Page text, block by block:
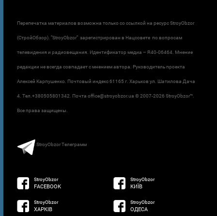
Перепечатка материалов возможна только со ссылкой на ресурс StroyObzor
(СтройОбзор). "StroyObzor" зарегистрирован в Нацсовете по вопросам
телевидения и радиовещания. Идентификатор медиа – R40-06464. Мнение
редакции не всегда совпадает с мнением автора. Руководитель проекта
Алексей Карпушенко. Почтовый индекс 61165 г. Харьков ул. Шатилова Дача
4. Тел.+380505801342. Почта office@stroyobzor.ua © 2007-2026 StroyObzor™.
Все права защищены.
StroyObzor Телеграмм
StroyObzor
FACEBOOK
StroyObzor
КИЇВ
StroyObzor
ХАРКІВ
StroyObzor
ОДЕСА